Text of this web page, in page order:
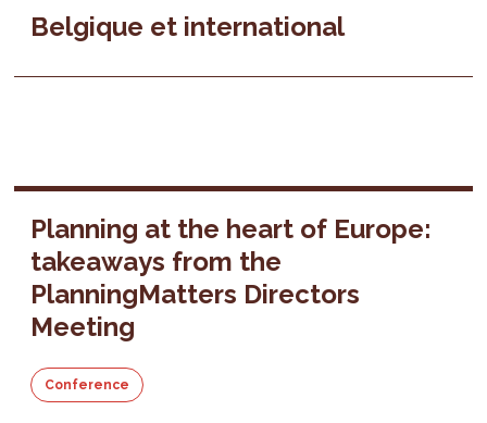
Belgique et international
Planning at the heart of Europe:
takeaways from the
PlanningMatters Directors
Meeting
Conference